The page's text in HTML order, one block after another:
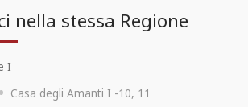
nella stessa Regione
I
Casa degli Amanti I -10, 11